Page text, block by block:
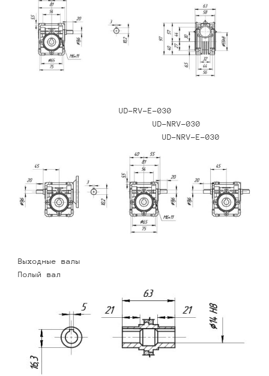
UD-RV-E-030
UD-NRV-030
UD-NRV-E-030
Выходные валы
Полый вал